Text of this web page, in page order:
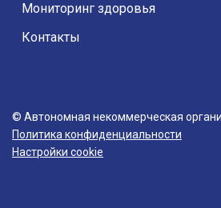
Мониторинг здоровья
Контакты
© Автономная некоммерческая
Политика конфиденциальности
Настройки cookie